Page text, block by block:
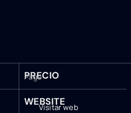
PRECIO
Pago
WEBSITE
Visitar web